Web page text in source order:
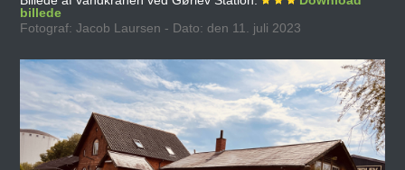
billede
Fotograf: Jacob Laursen - Dato: den 11. juli 2023